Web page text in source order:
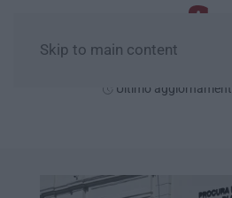
Skip to main content
Ultimo